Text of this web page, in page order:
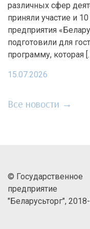
различных сфер
приняли участие и
предприятия
подготовили для
программу, которая
15.07.2026
Все новости →
© Государственное
предприятие
"Беларусьторг",